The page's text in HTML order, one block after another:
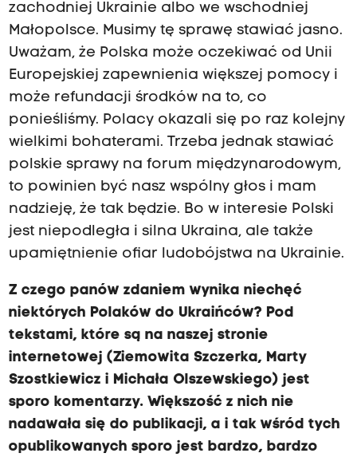
zachodniej Ukrainie albo we wschodniej
Małopolsce. Musimy tę sprawę stawiać jasno.
Uważam, że Polska może oczekiwać od Unii
Europejskiej zapewnienia większej pomocy i
może refundacji środków na to, co
ponieśliśmy. Polacy okazali się po raz kolejny
wielkimi bohaterami. Trzeba jednak stawiać
polskie sprawy na forum międzynarodowym,
to powinien być nasz wspólny głos i mam
nadzieję, że tak będzie. Bo w interesie Polski
jest niepodległa i silna Ukraina, ale także
upamiętnienie ofiar ludobójstwa na Ukrainie.
Z czego panów zdaniem wynika niechęć
niektórych Polaków do Ukraińców? Pod
tekstami, które są na naszej stronie
internetowej (Ziemowita Szczerka, Marty
Szostkiewicz i Michała Olszewskiego) jest
sporo komentarzy. Większość z nich nie
nadawała się do publikacji, a i tak wśród tych
opublikowanych sporo jest bardzo, bardzo